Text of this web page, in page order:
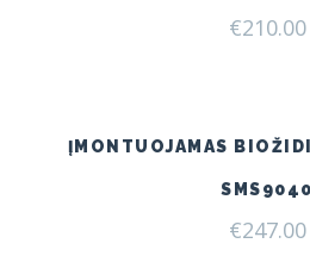
€210.00
ĮMONTUOJAMAS
SMS9040
€247.00